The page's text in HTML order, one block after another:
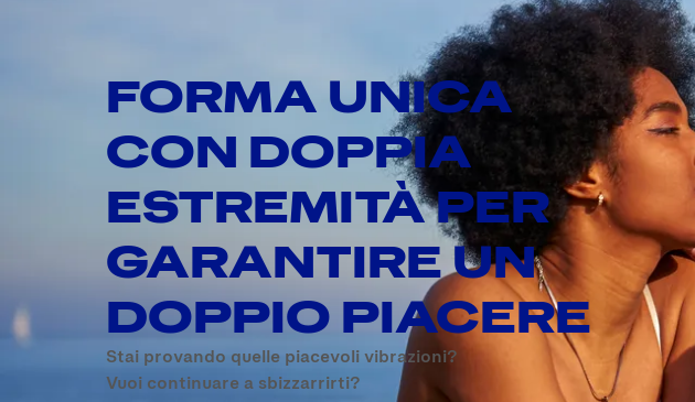
FORMA UNICA
CON DOPPIA
ESTREMITÀ PER
GARANTIRE UN
DOPPIO PIACERE
Stai provando quelle piacevoli vibrazioni?
Vuoi continuare a sbizzarrirti?